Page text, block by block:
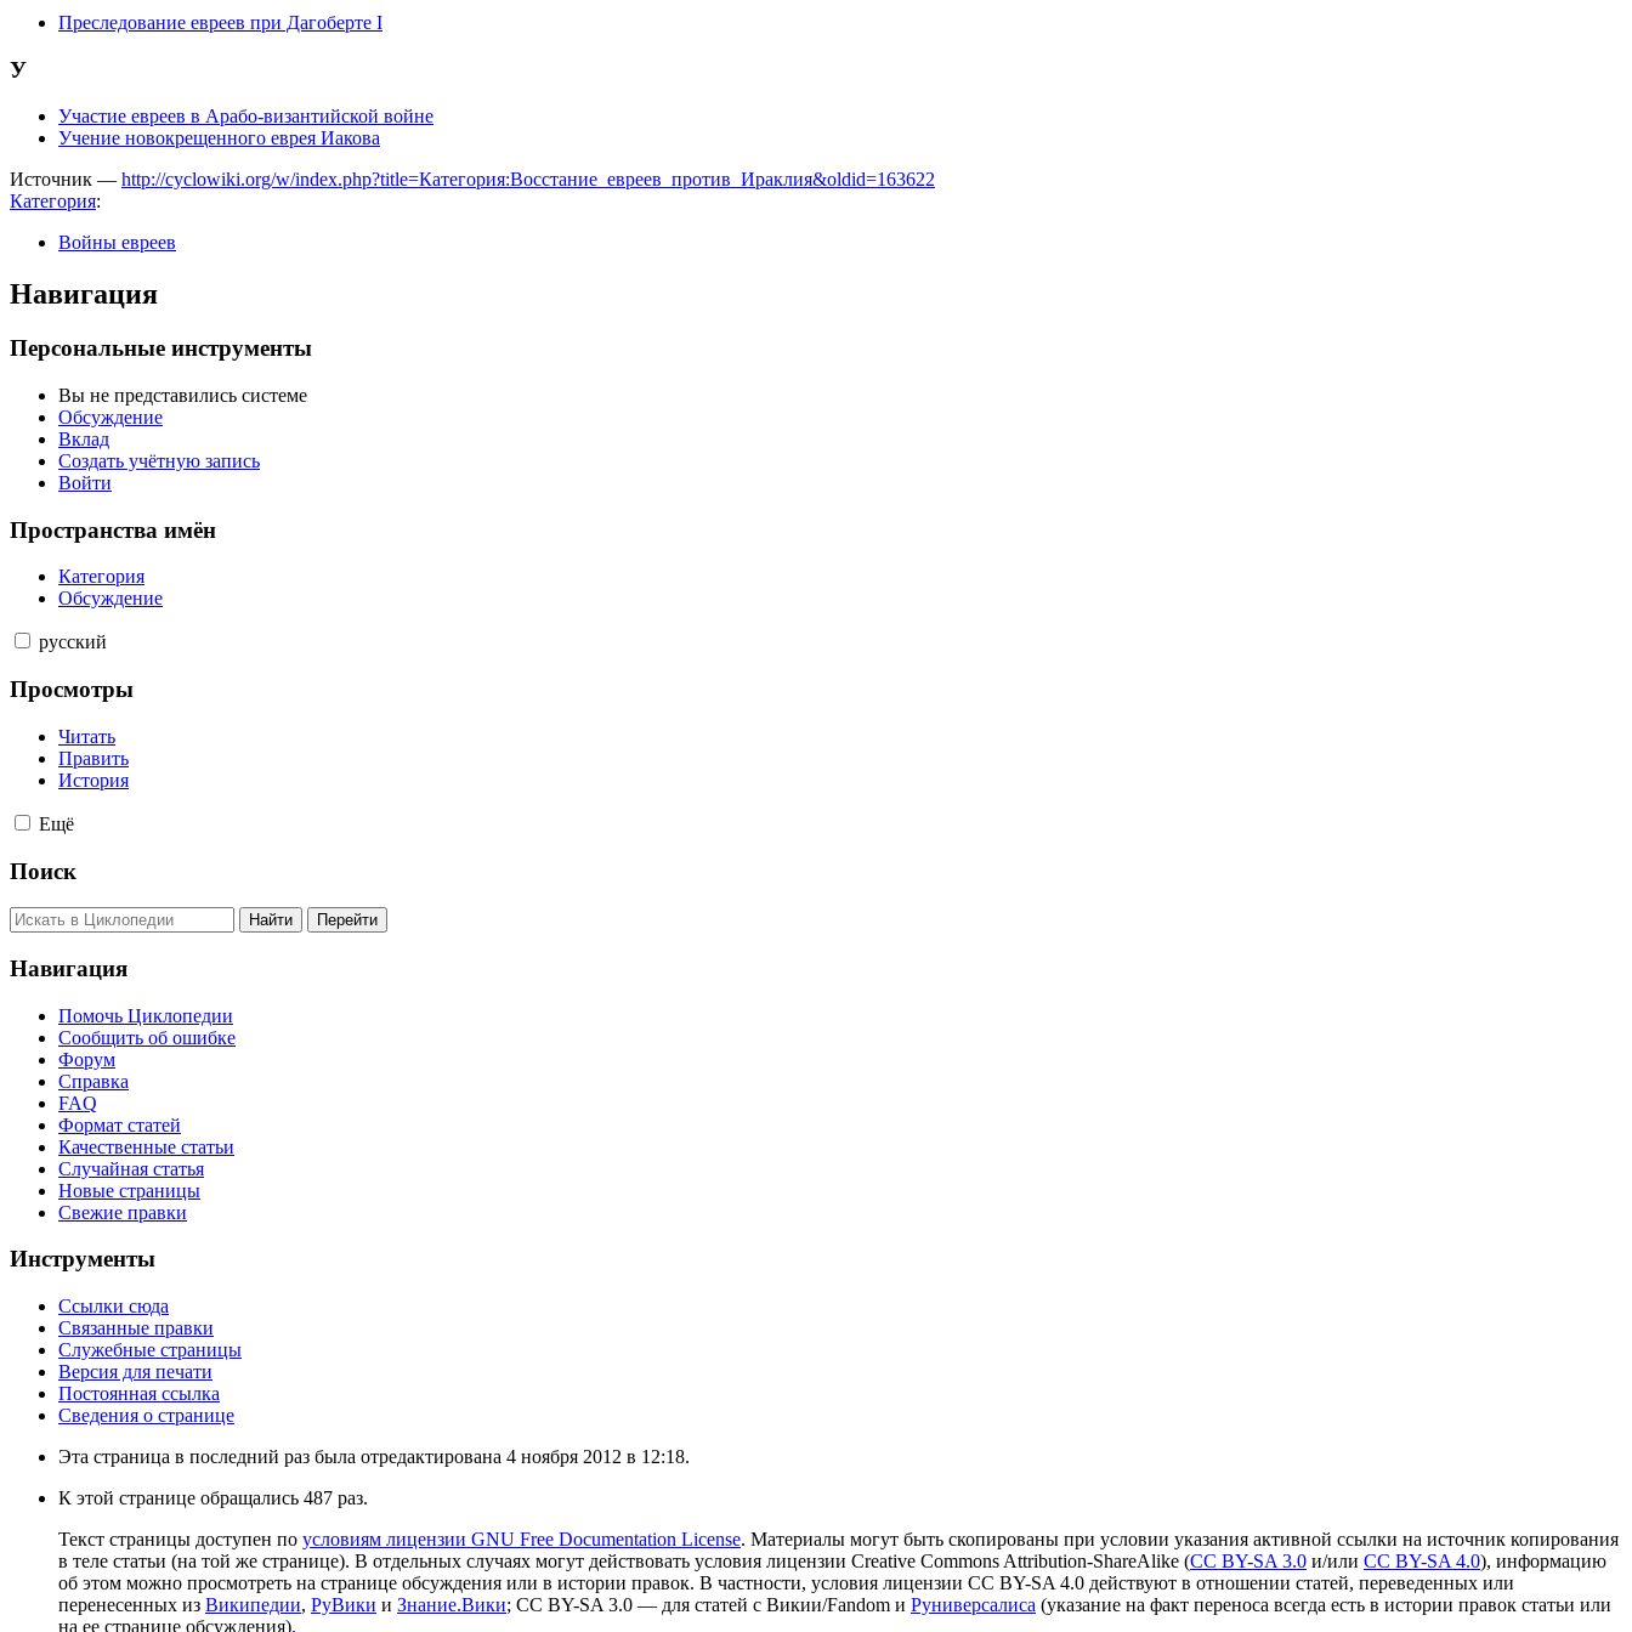
Преследование евреев при Дагоберте I
У
Участие евреев в Арабо-византийской войне
Учение новокрещенного еврея Иакова
Источник — http://cyclowiki.org/w/index.php?title=Категория:Восстание_евреев_против_Ираклия&oldid=163622
Категория:
Войны евреев
Навигация
Персональные инструменты
Вы не представились системе
Обсуждение
Вклад
Создать учётную запись
Войти
Пространства имён
Категория
Обсуждение
русский
Просмотры
Читать
Править
История
Ещё
Поиск
Навигация
Помочь Циклопедии
Сообщить об ошибке
Форум
Справка
FAQ
Формат статей
Качественные статьи
Случайная статья
Новые страницы
Свежие правки
Инструменты
Ссылки сюда
Связанные правки
Служебные страницы
Версия для печати
Постоянная ссылка
Сведения о странице
Эта страница в последний раз была отредактирована 4 ноября 2012 в 12:18.
К этой странице обращались 487 раз.
Текст страницы доступен по условиям лицензии GNU Free Documentation License. Материалы могут быть скопированы при условии указания активной ссылки на источник копирования
в теле статьи (на той же странице). В отдельных случаях могут действовать условия лицензии Creative Commons Attribution-ShareAlike (CC BY-SA 3.0 и/или CC BY-SA 4.0), информацию
об этом можно просмотреть на странице обсуждения или в истории правок. В частности, условия лицензии CC BY-SA 4.0 действуют в отношении статей, переведенных или
перенесенных из Википедии, РуВики и Знание.Вики; CC BY-SA 3.0 — для статей с Викии/Fandom и Руниверсалиса (указание на факт переноса всегда есть в истории правок статьи или
на ее странице обсуждения).